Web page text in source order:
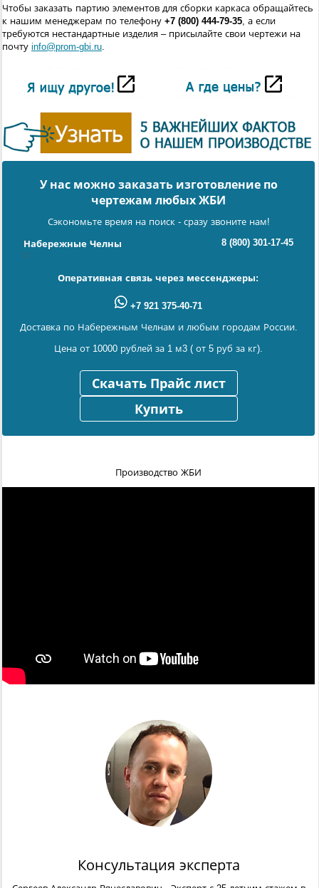
Чтобы заказать партию элементов для сборки каркаса обращайтесь
к нашим менеджерам по телефону +7 (800) 444-79-35, а если
требуются нестандартные изделия – присылайте свои чертежи на
почту info@prom-gbi.ru.
У нас можно заказать изготовление по
чертежам любых ЖБИ
Сэкономьте время на поиск - сразу звоните нам!
Набережные Челны 8 (800) 301-17-45
Оперативная связь через мессенджеры:
+7 921 375-40-71
Доставка по Набережным Челнам и любым городам России.
Цена от 10000 рублей за 1 м3 ( от 5 руб за кг).
Скачать Прайс лист
Купить
Производство ЖБИ
Консультация эксперта